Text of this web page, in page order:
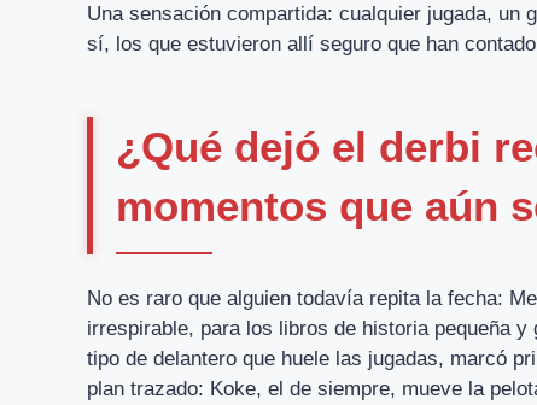
Una sensación compartida: cualquier jugada, un
sí, los que estuvieron allí seguro que han
¿Qué dejó el derbi
momentos que aún
No es raro que alguien todavía repita la fecha:
irrespirable, para los libros de historia pequeña y
tipo de delantero que huele las jugadas, marcó
plan trazado: Koke, el de siempre, mueve la